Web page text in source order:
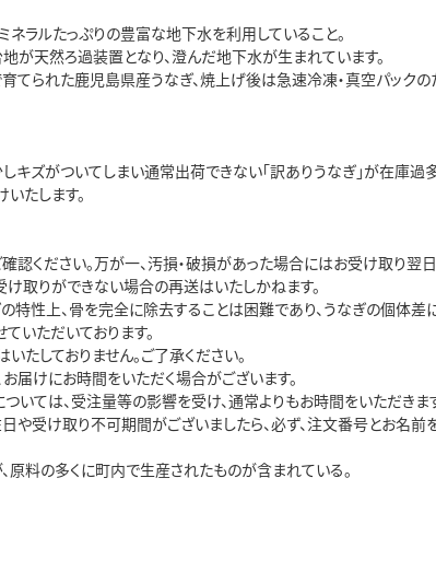
ラルたっぷりの豊富な地下水を利用していること。
が天然ろ過装置となり、澄んだ地下水が生まれています。
てられた鹿児島県産うなぎ、焼上げ後は急速冷凍・真空パック
キズがついてしまい通常出荷できない「訳ありうなぎ」が在庫過
たします。
ください。万が一、汚損・破損があった場合にはお受け取り翌日
取りができない場合の再送はいたしかねます。
特性上、骨を完全に除去することは困難であり、うなぎの個体差
いただいております。
しておりません。ご了承ください。
けにお時間をいただく場合がございます。
ては、受注量等の影響を受け、通常よりもお時間をいただきます
受け取り不可期間がございましたら、必ず、注文番号とお名前
原料の多くに町内で生産されたものが含まれている。